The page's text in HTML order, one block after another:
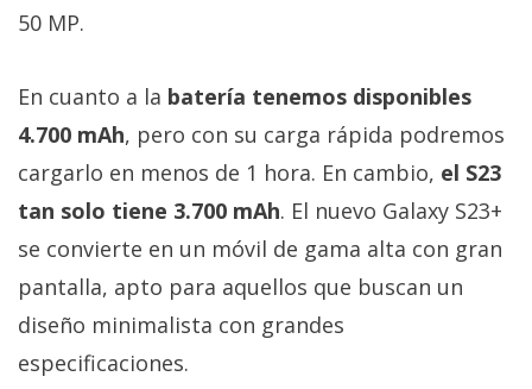
50 MP.
En cuanto a la batería tenemos disponibles
4.700 mAh, pero con su carga rápida podremos
cargarlo en menos de 1 hora. En cambio, el S23
tan solo tiene 3.700 mAh. El nuevo Galaxy S23+
se convierte en un móvil de gama alta con gran
pantalla, apto para aquellos que buscan un
diseño minimalista con grandes
especificaciones.